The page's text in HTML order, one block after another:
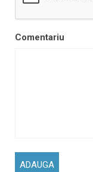
Comentariu